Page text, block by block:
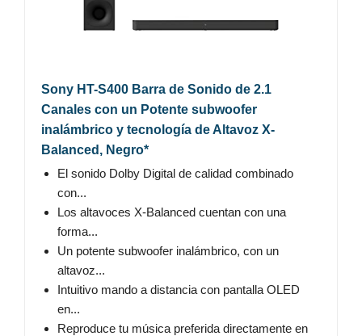
Sony HT-S400 Barra de Sonido de 2.1
Canales con un Potente subwoofer
inalámbrico y tecnología de Altavoz X-
Balanced, Negro*
El sonido Dolby Digital de calidad combinado
con...
Los altavoces X-Balanced cuentan con una
forma...
Un potente subwoofer inalámbrico, con un
altavoz...
Intuitivo mando a distancia con pantalla OLED
en...
Reproduce tu música preferida directamente en